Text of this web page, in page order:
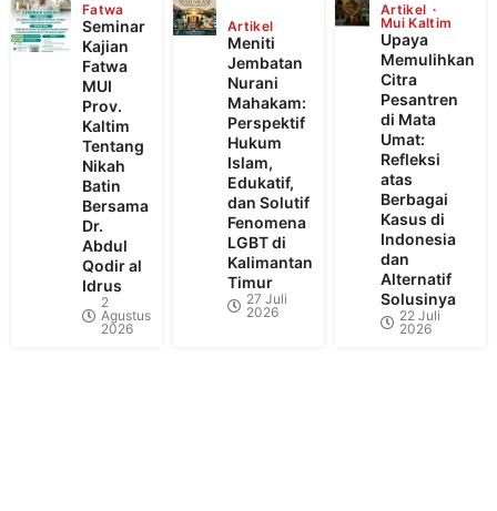
Fatwa
Seminar
Kajian
Fatwa
MUI
Prov.
Kaltim
Tentang
Nikah
Batin
Bersama
Dr.
Abdul
Qodir al
Idrus
2
Agustus
2026
Artikel
Meniti
Jembatan
Nurani
Mahakam:
Perspektif
Hukum
Islam,
Edukatif,
dan Solutif
Fenomena
LGBT di
Kalimantan
Timur
27 Juli
2026
Artikel
Mui Kaltim
Upaya
Memulihkan
Citra
Pesantren
di Mata
Umat:
Refleksi
atas
Berbagai
Kasus di
Indonesia
dan
Alternatif
Solusinya
22 Juli
2026